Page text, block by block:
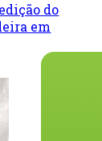
do
em